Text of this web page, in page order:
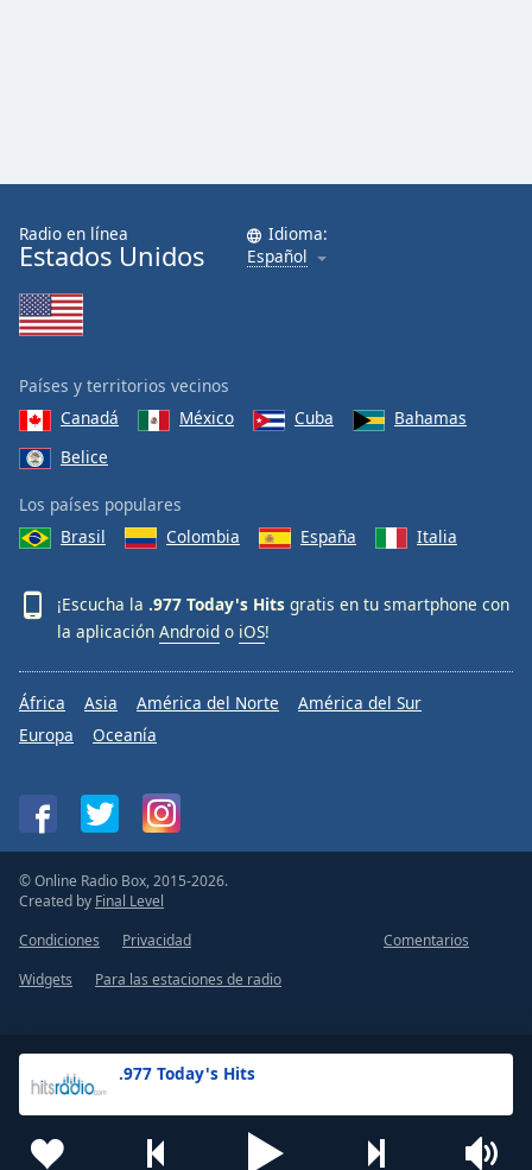
.977 Today's Hits
Radio en línea
Estados Unidos
Idioma:
Español
Países y territorios vecinos
Canadá
México Cuba
Bahamas
Belice
Los países populares
Brasil
Colombia España Italia
¡Escucha la .977 Today's Hits gratis en tu smartphone con
la aplicación Android o iOS!
África Asia América del Norte
América del Sur
Europa
Oceanía
© Online Radio Box, 2015-2026.
Created by Final Level
Condiciones
Privacidad
Comentarios
Widgets
Para las estaciones de radio